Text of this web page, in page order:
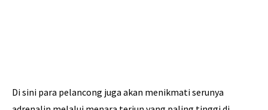
Di sini para pelancong juga akan menikmati serunya